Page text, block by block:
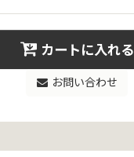
カートに入れる
お問い合わせ